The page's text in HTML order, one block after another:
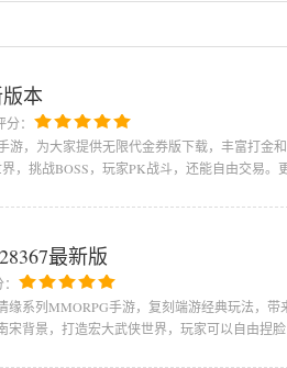
本
分：
游，为大家提供无限代金券版下载，丰富打金
，挑战BOSS，玩家PK战斗，还能自由交易。
最新版
缘系列MMORPG手游，复刻端游经典玩法，
背景，打造宏大武侠世界，玩家可以自由捏